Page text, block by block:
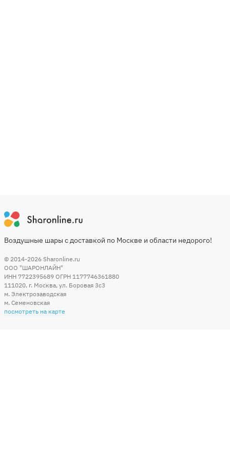
Воздушные шары с доставкой по Москве и области недорого!
© 2014-2026 Sharonline.ru
ООО "ШАРОНЛАЙН"
ИНН 7722395689 ОГРН 1177746361880
111020, г. Москва, ул. Боровая 3c3
м. Электрозаводская
м. Семеновская
посмотреть на карте